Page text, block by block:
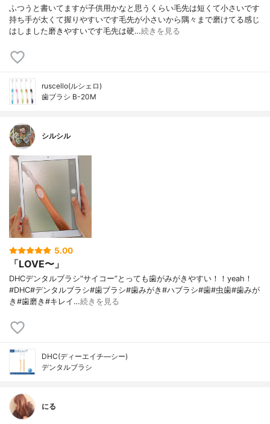
ふつうと書いてますが子供用かなと思うくらい毛先は短くて小さいです
持ち手が太くて握りやすいです毛先が小さいから隅々まで磨けてる感じ
はしました磨きやすいです毛先は硬…続きを見る
ruscello(ルシェロ)
歯ブラシ B-20M
シルシル
5.00
「LOVE〜」
DHCデンタルブラシ“サイコー”とっても歯がみがきやすい！！yeah！
#DHC#デンタルブラシ#歯ブラシ#歯みがき#ハブラシ#歯#虫歯#歯みが
き#歯磨き#キレイ…続きを見る
DHC(ディーエイチ―シー)
デンタルブラシ
にる